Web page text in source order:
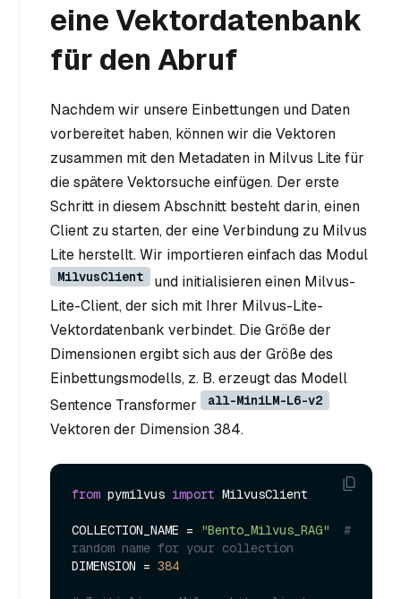
eine Vektordatenbank
für den Abruf
Nachdem wir unsere Einbettungen und Daten
vorbereitet haben, können wir die Vektoren
zusammen mit den Metadaten in Milvus Lite für
die spätere Vektorsuche einfügen. Der erste
Schritt in diesem Abschnitt besteht darin, einen
Client zu starten, der eine Verbindung zu Milvus
Lite herstellt. Wir importieren einfach das Modul
MilvusClient
und initialisieren einen Milvus-
Lite-Client, der sich mit Ihrer Milvus-Lite-
Vektordatenbank verbindet. Die Größe der
Dimensionen ergibt sich aus der Größe des
Einbettungsmodells, z. B. erzeugt das Modell
Sentence Transformer
all-MiniLM-L6-v2
Vektoren der Dimension 384.
from pymilvus import MilvusClient
COLLECTION_NAME = "Bento_Milvus_RAG"
#
random name for your collection
DIMENSION = 384